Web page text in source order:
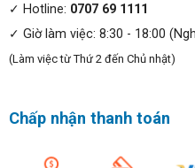
✓ Hotline: 0707 69 1111
✓ Giờ làm việc: 8:30 - 18:00
(Làm việc từ Thứ 2 đến Chủ nhật)
Chấp nhận thanh toán